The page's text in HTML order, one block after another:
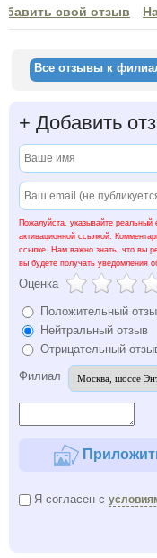
За время работы
Сети 2005»,
титул «Наиболее
первое место в номинации
Отзывысвой отзыв
Все отзывы к
+ Добавить
Пожалуйста, указывайте
активационной ссылкой.
ссылке. Нам важно знать, что вы
вы будете получать уведомления
Оценка
Положительный
Нейтральный отзыв
Отрицательный
Филиал
Я согласен с